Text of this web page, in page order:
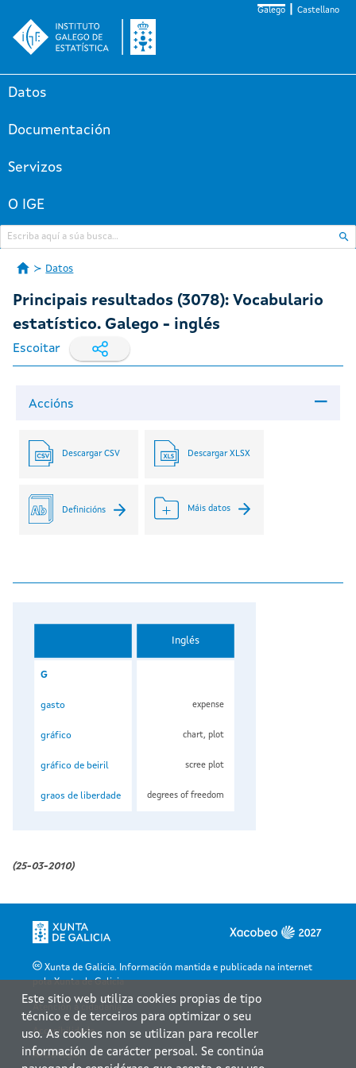
Galego Castellano
Datos
Documentación
Servizos
O IGE
Datos
Principais resultados (3078): Vocabulario
estatístico. Galego - inglés
Escoitar
Accións
Descargar CSV Descargar XLSX
Definicións Máis datos
Inglés
G
gasto expense
gráfico chart, plot
gráfico de beiril scree plot
graos de liberdade degrees of freedom
(25-03-2010)
Xunta de Galicia. Información mantida e publicada na internet
pola Xunta de Galicia
Accesibilidade
Aviso legal
Este sitio web utiliza cookies propias de tipo
técnico e de terceiros para optimizar o seu
uso. As cookies non se utilizan para recoller
información de carácter persoal. Se continúa